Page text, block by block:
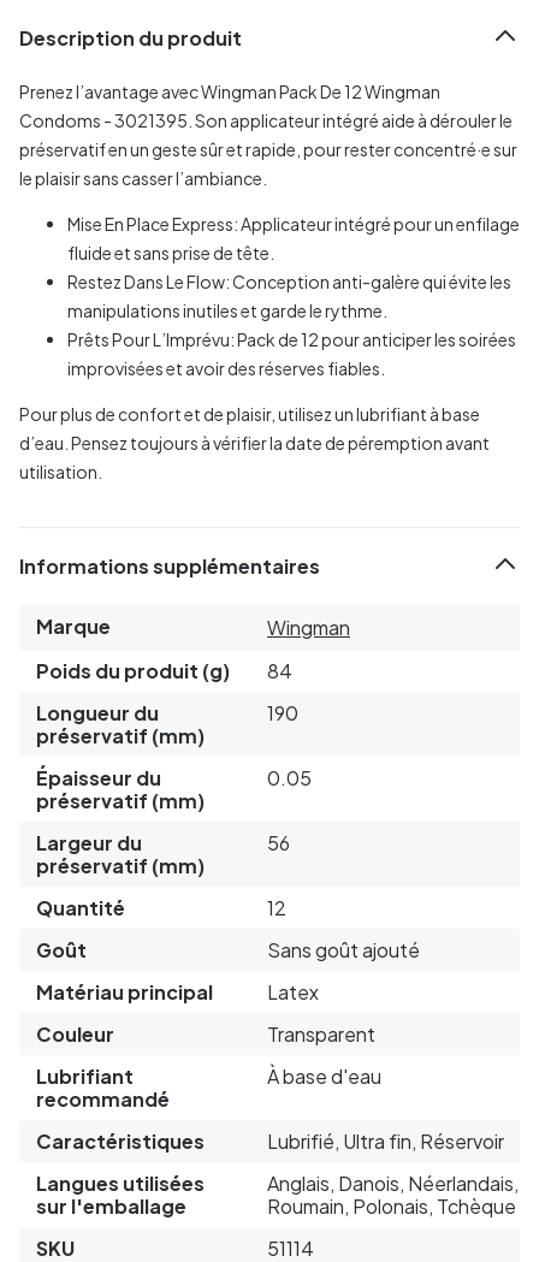
Description du produit
Prenez l’avantage avec Wingman Pack De 12 Wingman
Condoms - 3021395. Son applicateur intégré aide à dérouler le
préservatif en un geste sûr et rapide, pour rester concentré·e sur
le plaisir sans casser l’ambiance.
Mise En Place Express: Applicateur intégré pour un enfilage
fluide et sans prise de tête.
Restez Dans Le Flow: Conception anti-galère qui évite les
manipulations inutiles et garde le rythme.
Prêts Pour L’Imprévu: Pack de 12 pour anticiper les soirées
improvisées et avoir des réserves fiables.
Pour plus de confort et de plaisir, utilisez un lubrifiant à base
d’eau. Pensez toujours à vérifier la date de péremption avant
utilisation.
Informations supplémentaires
Marque
Wingman
Poids du produit (g)
84
Longueur du
préservatif (mm)
190
Épaisseur du
préservatif (mm)
0.05
Largeur du
préservatif (mm)
56
Quantité
12
Goût
Sans goût ajouté
Matériau principal
Latex
Couleur
Transparent
Lubrifiant
recommandé
À base d'eau
Caractéristiques
Lubrifié, Ultra fin, Réservoir
Langues utilisées
sur l'emballage
Anglais, Danois, Néerlandais,
Roumain, Polonais, Tchèque
SKU
51114